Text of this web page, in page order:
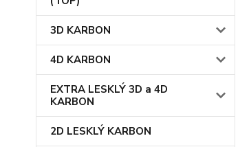
3D KARBON
4D KARBON
EXTRA LESKLÝ 3D a 4D
KARBON
2D LESKLÝ KARBON